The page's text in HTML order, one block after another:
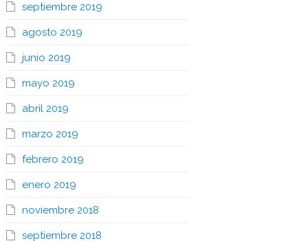
septiembre 2019
agosto 2019
junio 2019
mayo 2019
abril 2019
marzo 2019
febrero 2019
enero 2019
noviembre 2018
septiembre 2018